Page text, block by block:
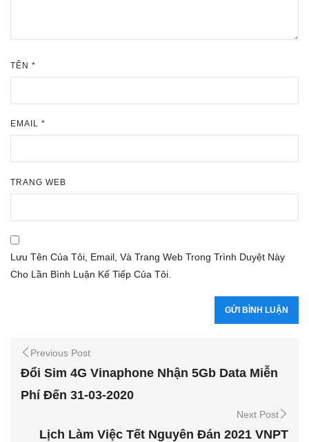
TÊN *
EMAIL *
TRANG WEB
Lưu Tên Của Tôi, Email, Và Trang Web Trong Trình Duyệt Này
Cho Lần Bình Luận Kế Tiếp Của Tôi.
Previous Post
Đổi Sim 4G Vinaphone Nhận 5Gb Data Miễn
Phí Đến 31-03-2020
Next Post
Lịch Làm Việc Tết Nguyên Đán 2021 VNPT